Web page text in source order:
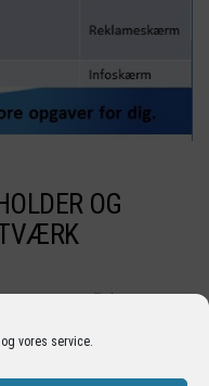
vores service.
OG
Enhver
netværk, som forbinder